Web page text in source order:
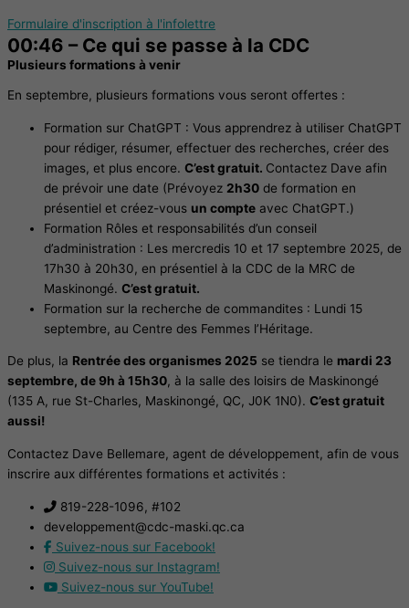
Formulaire d'inscription à l'infolettre
00:46 – Ce qui se passe à la CDC
Plusieurs formations à venir
En septembre, plusieurs formations vous seront offertes :
Formation sur ChatGPT : Vous apprendrez à utiliser ChatGPT
pour rédiger, résumer, effectuer des recherches, créer des
images, et plus encore. C’est gratuit. Contactez Dave afin
de prévoir une date (Prévoyez 2h30 de formation en
présentiel et créez-vous un compte avec ChatGPT.)
Formation Rôles et responsabilités d’un conseil
d’administration : Les mercredis 10 et 17 septembre 2025, de
17h30 à 20h30, en présentiel à la CDC de la MRC de
Maskinongé. C’est gratuit.
Formation sur la recherche de commandites : Lundi 15
septembre, au Centre des Femmes l’Héritage.
De plus, la Rentrée des organismes 2025 se tiendra le mardi 23
septembre, de 9h à 15h30, à la salle des loisirs de Maskinongé
(135 A, rue St-Charles, Maskinongé, QC, J0K 1N0). C’est gratuit
aussi!
Contactez Dave Bellemare, agent de développement, afin de vous
inscrire aux différentes formations et activités :
819-228-1096, #102
developpement@cdc-maski.qc.ca
Suivez-nous sur Facebook!
Suivez-nous sur Instagram!
Suivez-nous sur YouTube!